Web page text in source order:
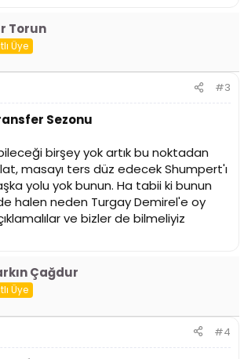
Torun
Üye
#3
Sezonu
birşey yok artık bu noktadan
masayı ters düz edecek Shumpert'ı
yolu yok bunun. Ha tabii ki bunun
halen neden Turgay Demirel'e oy
ve bizler de bilmeliyiz
Çağdur
Üye
#4